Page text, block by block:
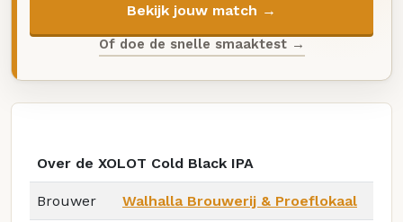
Bekijk jouw match →
Of doe de snelle smaaktest →
Over de XOLOT Cold Black IPA
Brouwer Walhalla Brouwerij & Proeflokaal